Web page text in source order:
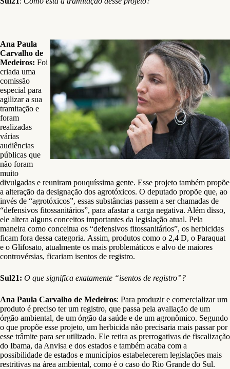
Ana Paula
Carvalho de
Medeiros: Foi
criada uma
comissão
especial para
agilizar a sua
tramitação e
foram
realizadas
várias
audiências
públicas que
não foram
muito
divulgadas e reuniram pouquíssima gente. Esse projeto também propõe
a alteração da designação dos agrotóxicos. O deputado propõe que, ao
invés de “agrotóxicos”, essas substâncias passem a ser chamadas de
“defensivos fitossanitários”, para afastar a carga negativa. Além disso,
ele altera alguns conceitos importantes da legislação atual. Pela
maneira como conceitua os “defensivos fitossanitários”, os herbicidas
ficam fora dessa categoria. Assim, produtos como o 2,4 D, o Paraquat
e o Glifosato, atualmente os mais problemáticos e alvo de maiores
controvérsias, ficariam isentos de registro.
Sul21: O que significa exatamente “isentos de registro”?
Ana Paula Carvalho de Medeiros: Para produzir e comercializar um
produto é preciso ter um registro, que passa pela avaliação de um
órgão ambiental, de um órgão da saúde e de um agronômico. Segundo
o que propõe esse projeto, um herbicida não precisaria mais passar por
esse trâmite para ser utilizado. Ele retira as prerrogativas de fiscalização
do Ibama, da Anvisa e dos estados e também acaba com a
possibilidade de estados e municípios estabelecerem legislações mais
restritivas na área ambiental, como é o caso do Rio Grande do Sul.